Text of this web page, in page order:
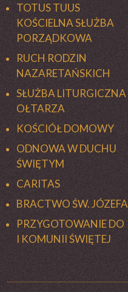
TOTUS TUUS
KOŚCIELNA SŁUŻBA
PORZĄDKOWA
RUCH RODZIN
NAZARETAŃSKICH
SŁUŻBA LITURGICZNA
OŁTARZA
KOŚCIÓŁ DOMOWY
ODNOWA W DUCHU
ŚWIĘTYM
CARITAS
BRACTWO ŚW. JÓZEFA
PRZYGOTOWANIE DO
I KOMUNII ŚWIĘTEJ